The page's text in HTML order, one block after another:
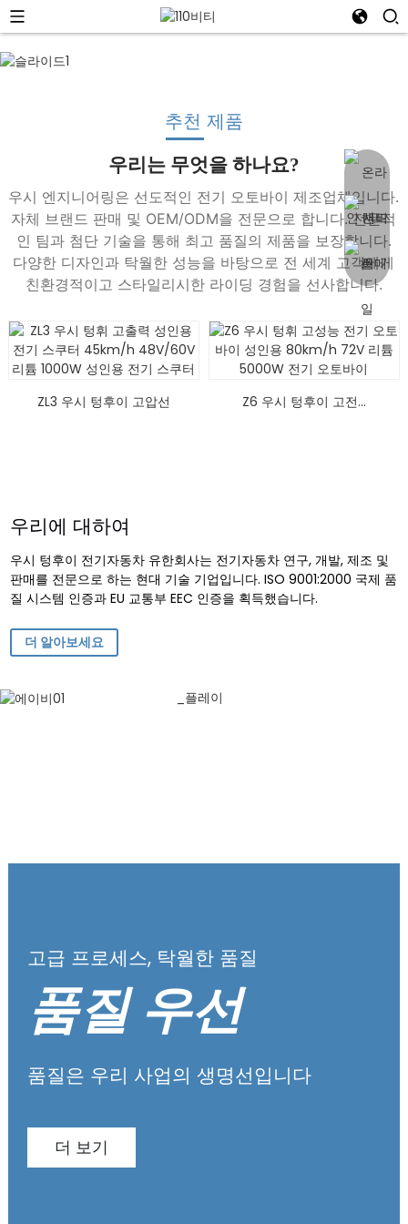
추천 제품
우리는 무엇을 하나요?
우시 엔지니어링은 선도적인 전기 오토바이 제조업체입니다.
자체 브랜드 판매 및 OEM/ODM을 전문으로 합니다. 전문적
인 팀과 첨단 기술을 통해 최고 품질의 제품을 보장합니다.
다양한 디자인과 탁월한 성능을 바탕으로 전 세계 고객에게
친환경적이고 스타일리시한 라이딩 경험을 선사합니다.
ZL3 우시 텅후이 고압선 Z6 우시 텅후이 고전...
우리에 대하여
우시 텅후이 전기자동차 유한회사는 전기자동차 연구, 개발, 제조 및
판매를 전문으로 하는 현대 기술 기업입니다. ISO 9001:2000 국제 품
질 시스템 인증과 EU 교통부 EEC 인증을 획득했습니다.
더 알아보세요
고급 프로세스, 탁월한 품질
품질 우선
품질은 우리 사업의 생명선입니다
더 보기